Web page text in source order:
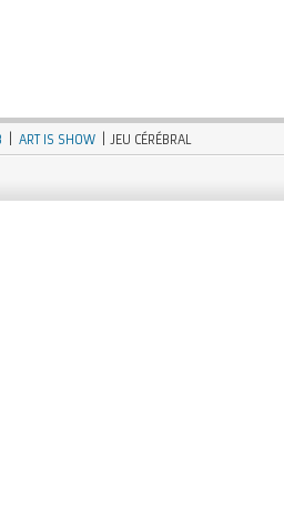
ART IS SHOW | JEU CÉRÉBRAL